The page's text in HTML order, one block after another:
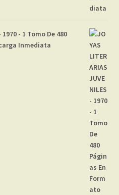
1970 - 1 Tomo De 480
Inmediata